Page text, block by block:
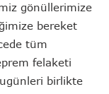
gönüllerimize
bereket
tüm
felaketi
birlikte